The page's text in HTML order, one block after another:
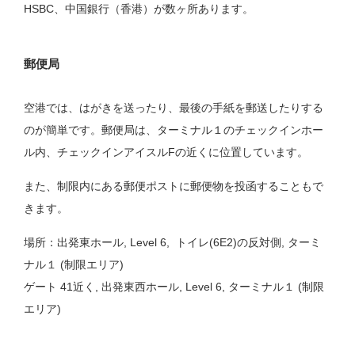
HSBC、中国銀行（香港）が数ヶ所あります。
郵便局
空港では、はがきを送ったり、最後の手紙を郵送したりする
のが簡単です。郵便局は、ターミナル１のチェックインホー
ル内、チェックインアイスルFの近くに位置しています。
また、制限内にある郵便ポストに郵便物を投函することもで
きます。
場所：出発東ホール, Level 6, トイレ(6E2)の反対側, ターミ
ナル１ (制限エリア)
ゲート 41近く, 出発東西ホール, Level 6, ターミナル１ (制限
エリア)